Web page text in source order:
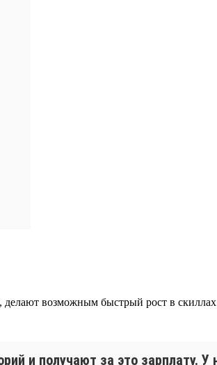
возможным быстрый рост в
и получают за это зарплату. У